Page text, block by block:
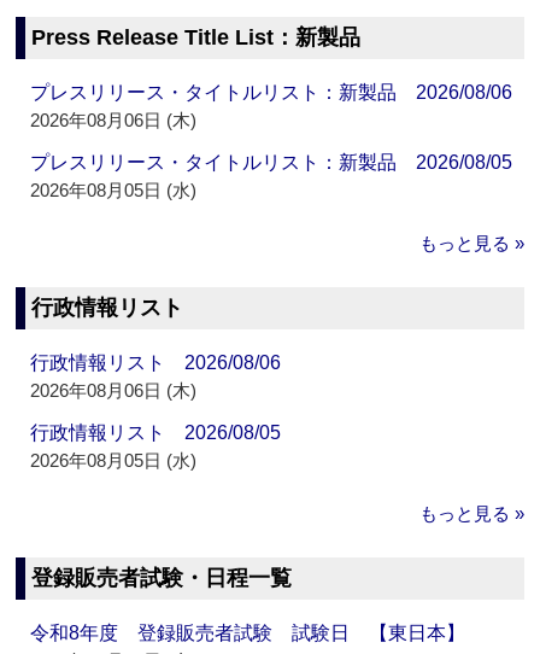
Press Release Title List：新製品
プレスリリース・タイトルリスト：新製品 2026/08/06
2026年08月06日 (木)
プレスリリース・タイトルリスト：新製品 2026/08/05
2026年08月05日 (水)
もっと見る »
行政情報リスト
行政情報リスト 2026/08/06
2026年08月06日 (木)
行政情報リスト 2026/08/05
2026年08月05日 (水)
もっと見る »
登録販売者試験・日程一覧
令和8年度 登録販売者試験 試験日 【東日本】